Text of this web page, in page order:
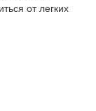
от легких